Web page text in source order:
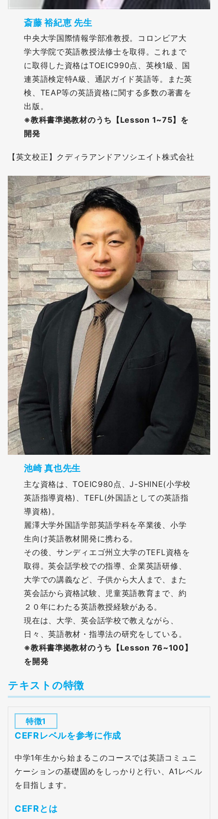
斎藤 裕紀恵 先生
中央大学国際情報学部准教授。コロンビア大
学大学院で英語教授法修士を取得。これまで
に取得した資格はTOEIC990点、英検1級、国
連英語検定特A級、通訳ガイド英語等。また英
検、TEAP等の英語資格に関する多数の著書を
出版。
※教科書準拠教材のうち【Lesson 1~75】を
開発
【英文校正】クディラアンドアソシエイト株式会社
池崎 真也先生
主な資格は、TOEIC980点、J-SHINE(小学校
英語指導資格)、TEFL(外国語としての英語指
導資格)。
麗澤大学外国語学部英語学科を卒業後、小学
生向け英語教材開発に携わる。
その後、サンディエゴ州立大学のTEFL資格を
取得。英会話学校での指導、企業英語研修、
大学での講義など、子供から大人まで、また
英会話から資格試験、児童英語教育まで、約
２０年にわたる英語教授経験がある。
現在は、大学、英会話学校で教えながら、
日々、英語教材・指導法の研究をしている。
※教科書準拠教材のうち【Lesson 76~100】
を開発
テキストの特徴
特徴1
CEFRレベルを参考に作成
中学1年生から始まるこのコースでは英語コミュニ
ケーションの基礎固めをしっかりと行い、A1レベル
を目指します。
CEFRとは